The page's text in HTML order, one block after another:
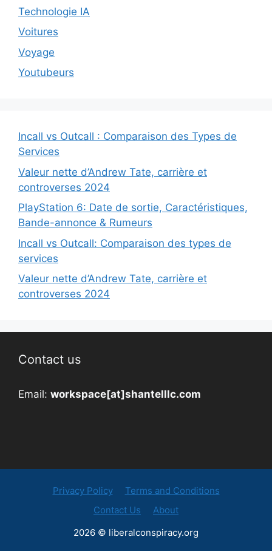
Technologie IA
Voitures
Voyage
Youtubeurs
Incall vs Outcall : Comparaison des Types de
Services
Valeur nette d’Andrew Tate, carrière et
controverses 2024
PlayStation 6: Date de sortie, Caractéristiques,
Bande-annonce & Rumeurs
Incall vs Outcall: Comparaison des types de
services
Valeur nette d’Andrew Tate, carrière et
controverses 2024
Contact us
Email: workspace[at]shantelllc.com
Privacy Policy
Terms and Conditions
Contact Us
About
2026 © liberalconspiracy.org